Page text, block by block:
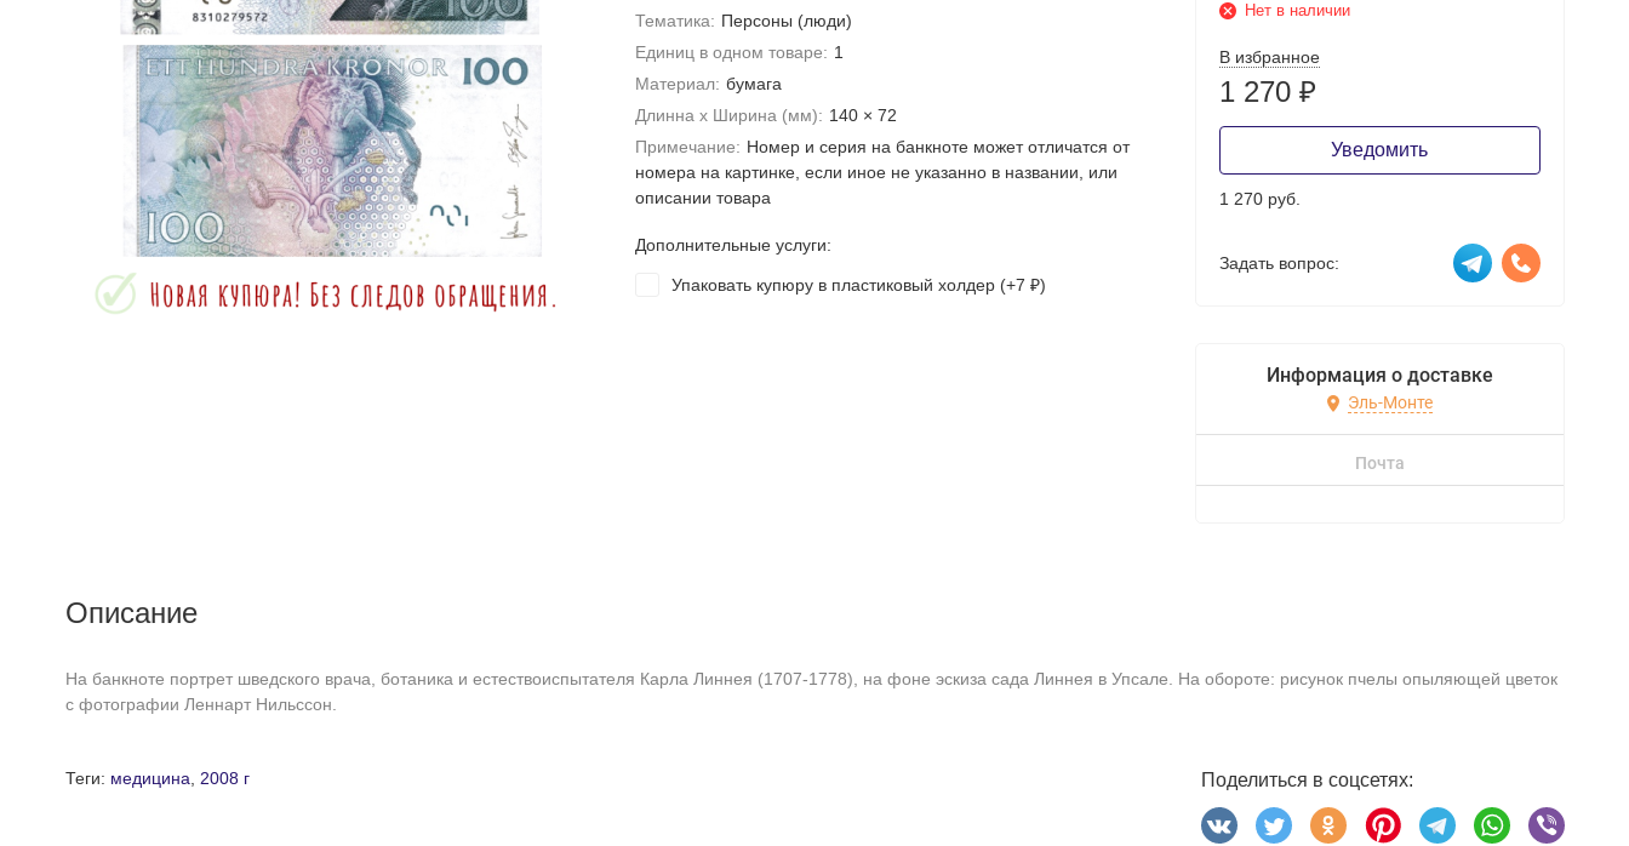
Тематика: Персоны (люди)
Единиц в одном товаре: 1
Материал: бумага
Длинна х Ширина (мм): 140 × 72
Примечание: Номер и серия на банкноте может отличатся от
номера на картинке, если иное не указанно в названии, или
описании товара
Дополнительные услуги:
Упаковать купюру в пластиковый холдер (+7 ₽)
Нет в наличии
В избранное
1 270 ₽
Уведомить
1 270 руб.
Задать вопрос:
Информация о доставке
Эль-Монте
Почта
Описание
На банкноте портрет шведского врача, ботаника и естествоиспытателя Карла Линнея (1707-1778), на фоне эскиза сада Линнея в Упсале. На обороте: рисунок пчелы опыляющей цветок
с фотографии Леннарт Нильссон.
Теги: медицина 2008 г Поделиться в соцсетях: